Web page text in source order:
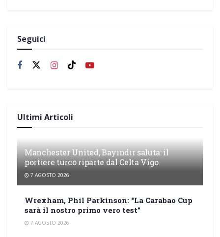
Seguici
Ultimi Articoli
Manchester United, Bayındır saluta: il
portiere turco riparte dal Celta Vigo
7 AGOSTO 2026
Wrexham, Phil Parkinson: “La Carabao Cup
sarà il nostro primo vero test”
7 AGOSTO 2026